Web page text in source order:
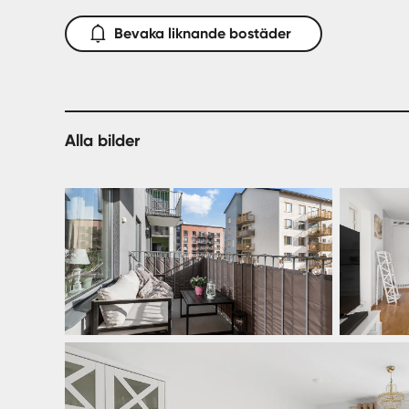
Bevaka liknande bostäder
Alla bilder